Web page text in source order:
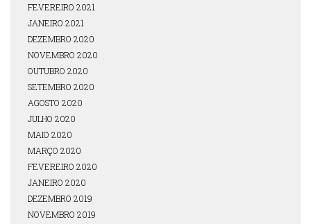
FEVEREIRO 2021
JANEIRO 2021
DEZEMBRO 2020
NOVEMBRO 2020
OUTUBRO 2020
SETEMBRO 2020
AGOSTO 2020
JULHO 2020
MAIO 2020
MARÇO 2020
FEVEREIRO 2020
JANEIRO 2020
DEZEMBRO 2019
NOVEMBRO 2019